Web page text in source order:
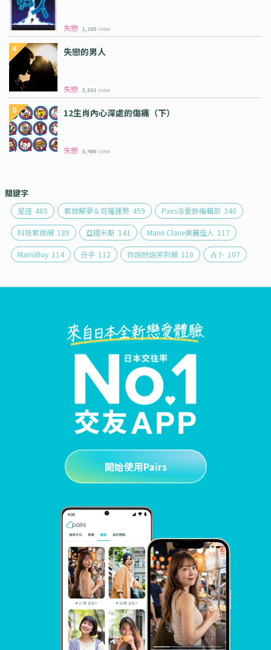
失戀 1,189 view
失戀的男人
失戀 3,031 view
12生肖內心深處的傷痛（下）
失戀 3,486 view
關鍵字
星座 485 紫微解夢＆塔羅運勢 459 Pairs派愛族編輯部 340
科技紫微網 189 亞提米斯 141 Marie Clarie美麗佳人 117
MamiBuy 114 分手 112 你說她說笑到報 110 占卜 107
開始使用Pairs